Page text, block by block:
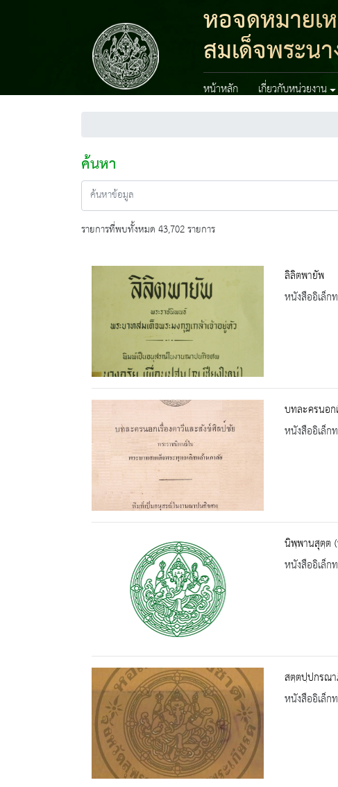
หอจดหมายเ
สมเด็จพระน
หน้าหลัก เกี่ยวกับหน่วยงาน
ค้นหา
รายการที่พบทั้งหมด 43,702 รายการ
ลิลิตพายัพ
หนังสืออิเล็ก
บทละครนอก
หนังสืออิเล็ก
นิพฺพานสุตฺต
หนังสืออิเล็ก
สตฺตปฺปกรณ
หนังสืออิเล็ก